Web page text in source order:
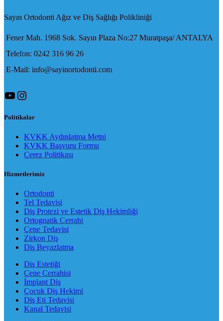
Sayın Ortodonti Ağız ve Diş Sağlığı Polikliniği
Fener Mah. 1968 Sok. Sayın Plaza No:27 Muratpaşa/ ANTALYA
Telefon: 0242 316 96 26
E-Mail: info@sayinortodonti.com
YouTube
Instagram
Politikalar
KVKK Aydınlatma Metni
KVKK Başvuru Formu
Çerez Politikası
Hizmetlerimiz
Ortodonti
Tel Tedavisi
Diş Protezi ve Estetik Diş Hekimliği
Ortognatik Cerrahi
Çene Tedavisi
Zirkon Diş
Diş Beyazlatma
Diş Estetiği
Çene Cerrahisi
İmplant Diş
Çocuk Diş Hekimi
Diş Eti Tedavisi
Kanal Tedavisi